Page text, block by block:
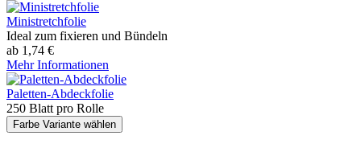
Ministretchfolie
Ideal zum fixieren und Bündeln
ab 1,74 €
Mehr Informationen
Paletten-Abdeckfolie
250 Blatt pro Rolle
Farbe Variante wählen